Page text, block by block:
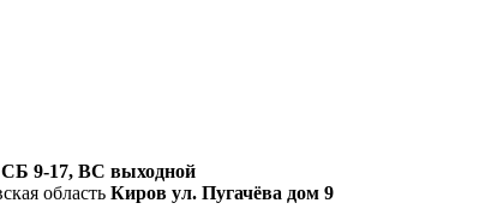
СБ 9-17, ВС выходной
область Киров ул. Пугачёва дом 9